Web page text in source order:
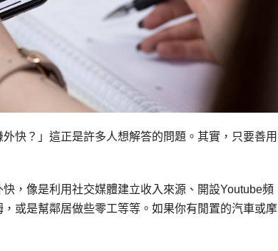
快？」這正是許多人想解答的問題。其實，只要善用
，像是利用社交媒體建立收入來源、開設Youtube頻
或是幫鄰居做些零工等等。如果你有閒置的汽車或摩